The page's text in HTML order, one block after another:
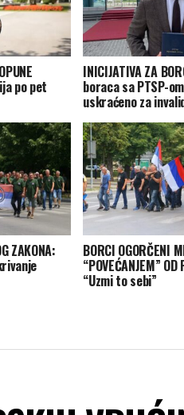
po pet
INICIJATIVA ZA
boraca sa PTSP-
uskraćeno za
ZAKONA: BORCI OGORČENI
“POVEĆANJEM”
“Uzmi to sebi”